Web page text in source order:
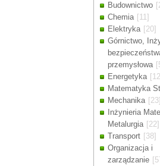
Budownictwo
Chemia [11]
Elektryka [20]
Górnictwo,
przemysłowa
Energetyka
Matematyka
Mechanika [23]
Inżynieria
Metalurgia [22]
Transport [38]
Organizacja i
zarządzanie